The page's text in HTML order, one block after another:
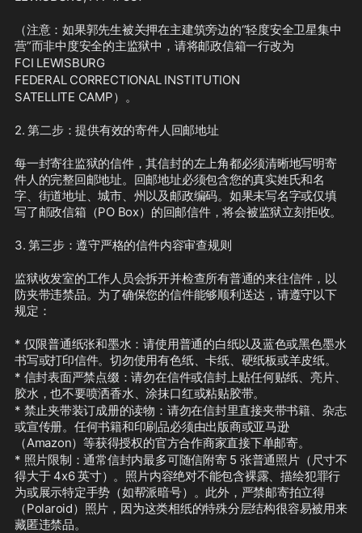
（注意：如果郭先生被关押在主建筑旁边的“轻度安全卫星集中
营”而非中度安全的主监狱中，请将邮政信箱一行改为
FCI LEWISBURG
FEDERAL CORRECTIONAL INSTITUTION
SATELLITE CAMP）。
2. 第二步：提供有效的寄件人回邮地址
每一封寄往监狱的信件，其信封的左上角都必须清晰地写明寄
件人的完整回邮地址。回邮地址必须包含您的真实姓氏和名
字、街道地址、城市、州以及邮政编码。如果未写名字或仅填
写了邮政信箱（PO Box）的回邮信件，将会被监狱立刻拒收。
3. 第三步：遵守严格的信件内容审查规则
监狱收发室的工作人员会拆开并检查所有普通的来往信件，以
防夹带违禁品。为了确保您的信件能够顺利送达，请遵守以下
规定：
* 仅限普通纸张和墨水：请使用普通的白纸以及蓝色或黑色墨水
书写或打印信件。切勿使用有色纸、卡纸、硬纸板或羊皮纸。
* 信封表面严禁点缀：请勿在信件或信封上贴任何贴纸、亮片、
胶水，也不要喷洒香水、涂抹口红或粘贴胶带。
* 禁止夹带装订成册的读物：请勿在信封里直接夹带书籍、杂志
或宣传册。任何书籍和印刷品必须由出版商或亚马逊
（Amazon）等获得授权的官方合作商家直接下单邮寄。
* 照片限制：通常信封内最多可随信附寄 5 张普通照片（尺寸不
得大于 4x6 英寸）。照片内容绝对不能包含裸露、描绘犯罪行
为或展示特定手势（如帮派暗号）。此外，严禁邮寄拍立得
（Polaroid）照片，因为这类相纸的特殊分层结构很容易被用来
藏匿违禁品。